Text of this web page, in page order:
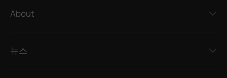
About
뉴스